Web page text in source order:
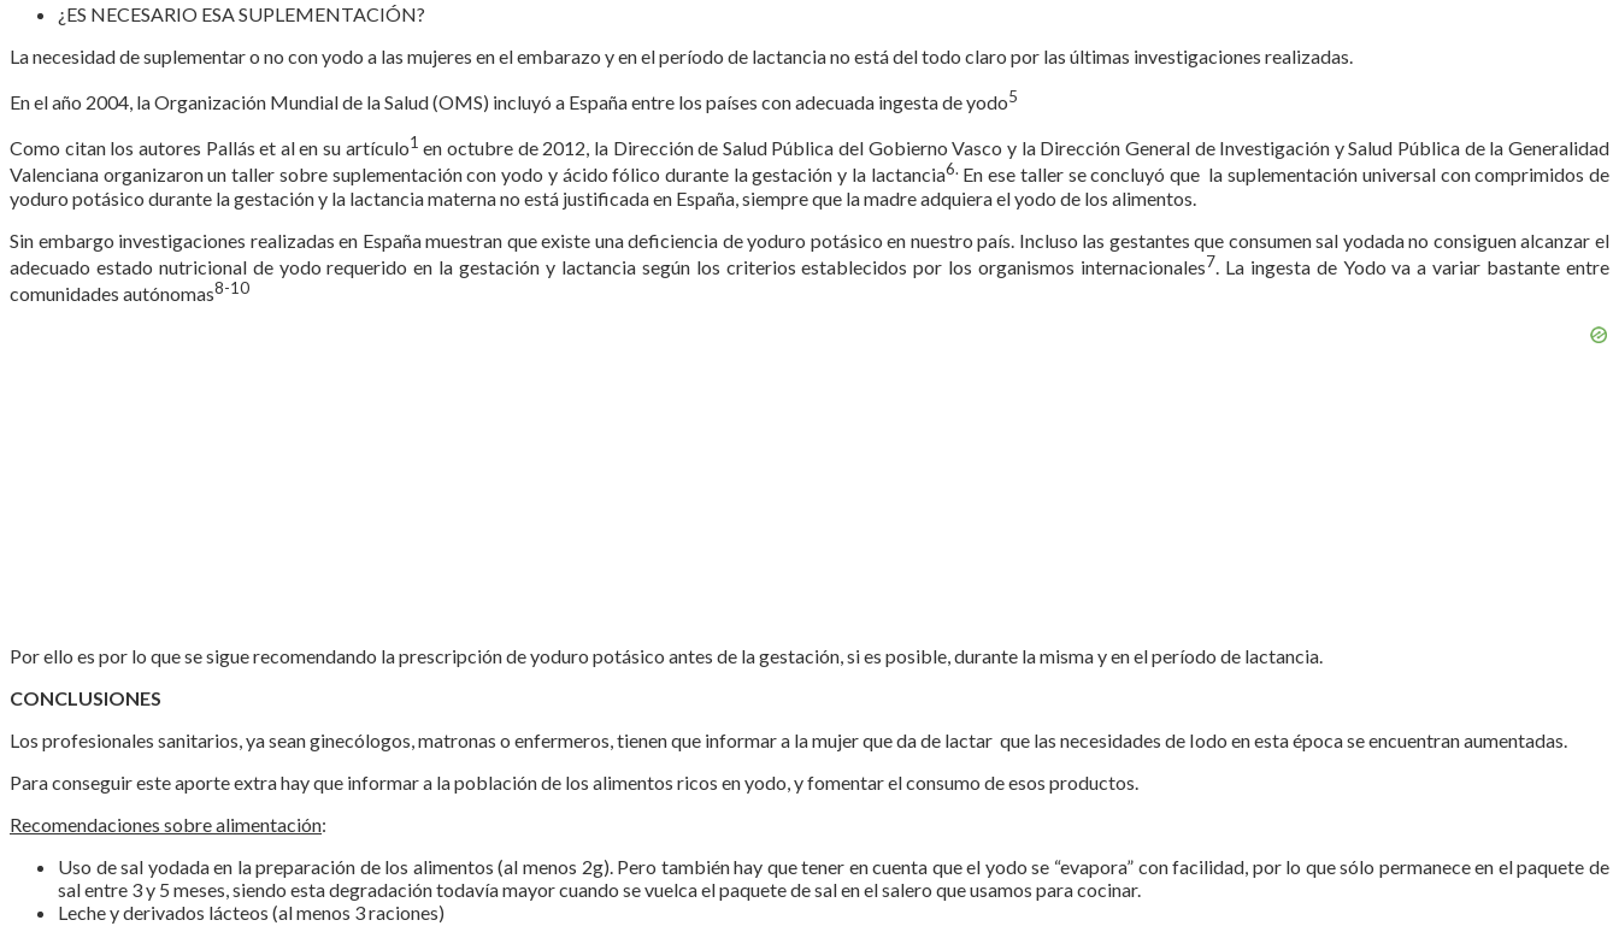
¿ES NECESARIO ESA SUPLEMENTACIÓN?
La necesidad de suplementar o no con yodo a las mujeres en el embarazo y en el período de lactancia no está del todo claro por las últimas investigaciones realizadas.
En el año 2004, la Organización Mundial de la Salud (OMS) incluyó a España entre los países con adecuada ingesta de yodo5
Como citan los autores Pallás et al en su artículo1 en octubre de 2012, la Dirección de Salud Pública del Gobierno Vasco y la Dirección General de Investigación y Salud Pública de la Generalidad
Valenciana organizaron un taller sobre suplementación con yodo y ácido fólico durante la gestación y la lactancia6. En ese taller se concluyó que la suplementación universal con comprimidos de
yoduro potásico durante la gestación y la lactancia materna no está justificada en España, siempre que la madre adquiera el yodo de los alimentos.
Sin embargo investigaciones realizadas en España muestran que existe una deficiencia de yoduro potásico en nuestro país. Incluso las gestantes que consumen sal yodada no consiguen alcanzar el
adecuado estado nutricional de yodo requerido en la gestación y lactancia según los criterios establecidos por los organismos internacionales7. La ingesta de Yodo va a variar bastante entre
comunidades autónomas8-10
Por ello es por lo que se sigue recomendando la prescripción de yoduro potásico antes de la gestación, si es posible, durante la misma y en el período de lactancia.
CONCLUSIONES
Los profesionales sanitarios, ya sean ginecólogos, matronas o enfermeros, tienen que informar a la mujer que da de lactar que las necesidades de Iodo en esta época se encuentran aumentadas.
Para conseguir este aporte extra hay que informar a la población de los alimentos ricos en yodo, y fomentar el consumo de esos productos.
Recomendaciones sobre alimentación:
Uso de sal yodada en la preparación de los alimentos (al menos 2g). Pero también hay que tener en cuenta que el yodo se “evapora” con facilidad, por lo que sólo permanece en el paquete de
sal entre 3 y 5 meses, siendo esta degradación todavía mayor cuando se vuelca el paquete de sal en el salero que usamos para cocinar.
Leche y derivados lácteos (al menos 3 raciones)